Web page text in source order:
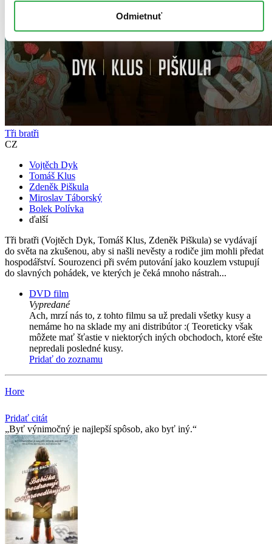
Odmietnuť
Tři bratři
CZ
Vojtěch Dyk
Tomáš Klus
Zdeněk Piškula
Miroslav Táborský
Bolek Polívka
ďalší
Tři bratři (Vojtěch Dyk, Tomáš Klus, Zdeněk Piškula) se vydávají
do světa na zkušenou, aby si našli nevěsty a rodiče jim mohli předat
hospodářství. Sourozenci při svém putování jako kouzlem vstupují
do slavných pohádek, ve kterých je čeká mnoho nástrah...
DVD film
Vypredané
Ach, mrzí nás to, z tohto filmu sa už predali všetky kusy a
nemáme ho na sklade my ani distribútor :( Teoreticky však
môžete mať šťastie v niektorých iných obchodoch, ktoré ešte
nepredali posledné kusy.
Pridať do zoznamu
Hore
Pridať citát
Byť výnimočný je najlepší spôsob, ako byť iný.